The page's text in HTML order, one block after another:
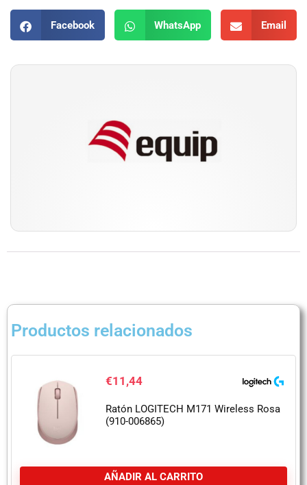
Facebook WhatsApp Email
Productos relacionados
€11,44
Ratón LOGITECH M171 Wireless Rosa
(910-006865)
AÑADIR AL CARRITO